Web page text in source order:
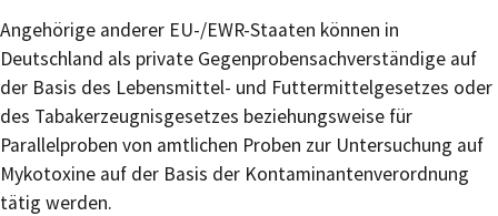
Angehörige anderer EU-/EWR-Staaten können in
Deutschland als private Gegenprobensachverständige auf
der Basis des Lebensmittel- und Futtermittelgesetzes oder
des Tabakerzeugnisgesetzes beziehungsweise für
Parallelproben von amtlichen Proben zur Untersuchung auf
Mykotoxine auf der Basis der Kontaminantenverordnung
tätig werden.